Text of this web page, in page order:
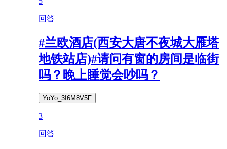
回答
#兰欧酒店(西安大唐不夜城大雁塔
地铁站店)#请问有窗的房间是临街
吗？晚上睡觉会吵吗？
YoYo_3I6M8V5F
3
回答